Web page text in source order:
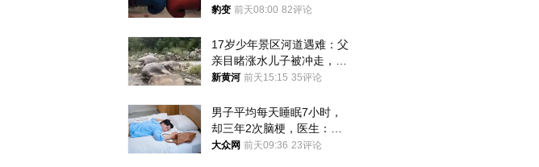
豹变 前天08:00 82评论
17岁少年景区河道遇难：父
亲目睹涨水儿子被冲走，当
地排除上游泄洪，家属盼厘
新黄河 前天15:15 35评论
男子平均每天睡眠7小时，
却三年2次脑梗，医生：这
样睡觉更伤身
大众网 前天09:36 23评论